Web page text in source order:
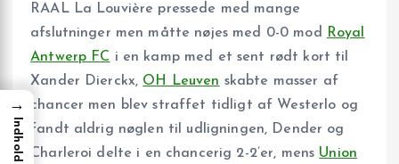
RAAL La Louvière pressede med mange
afslutninger men måtte nøjes med 0-0 mod
Royal
Antwerp FC i en kamp med et sent rødt kort til
Xander Dierckx, OH Leuven skabte masser af
chancer men blev straffet tidligt af Westerlo og
fandt aldrig nøglen til udligningen, Dender og
Charleroi delte i en chancerig 2-2’er, mens Union
→
Indhold